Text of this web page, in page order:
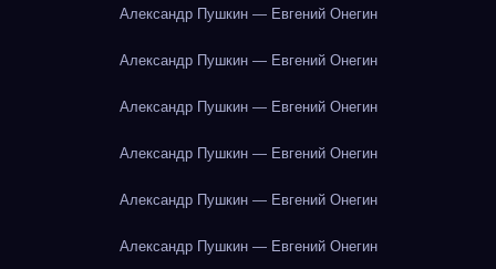
Александр Пушкин — Евгений Онегин
Александр Пушкин — Евгений Онегин
Александр Пушкин — Евгений Онегин
Александр Пушкин — Евгений Онегин
Александр Пушкин — Евгений Онегин
Александр Пушкин — Евгений Онегин